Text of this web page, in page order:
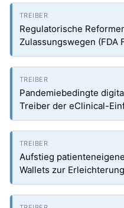
Regulatorische
Zulassungswegen (FDA
Pandemiebedingte
Treiber der eClinical-
Aufstieg
Wallets zur